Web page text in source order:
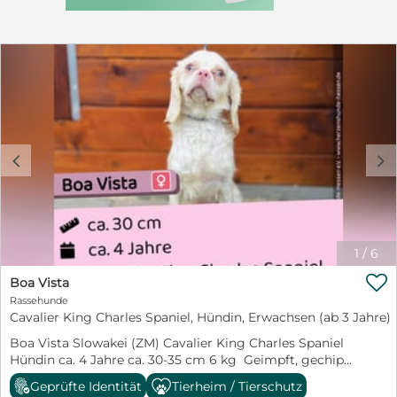
Das Tier befindet sich aktuell in einem Tierheim im
geimpft, entwurmt und wenn das entsprechende Alter
erreicht ist kastriert in sein neue Zuhause. **Die
Schutzgebühr bei Hunden bis 7 Jahren beträgt 330€
zzgl. Transportkosten.** ** Die Schutzgebühr bei Hunden
ab 7 Jahren beträgt 250€ zzgl. Transportkosten.** **Alle
unsere Hunde ab 1 Jahr werden auf Reisekrankheiten
getestet.** **Alle unsere Hunde reisen mit angepasstem
Sicherheitsgeschirr** **Danke das Sie einem Hund aus
dem Tierschutz ein Zuhause schenken. **
Bhaji wurde ein vergrößertes Herz festgestellt. Daher
damit deine Bewerbung berücksichtigt werden kann.
Das Formular findest du hier: https://herzenshunde-
hessen.de/adoption/checkliste Möchtest du dich für
Bhaji als Pflegestelle anbieten? Dann füll bitte unsere
Pflegestellen-Checkliste aus. Das Formular findest du
hier: https://herzenshunde-
hessen.de/pflegestelle/checkliste Bei weiteren Fragen
wende dich bitte an: Lea Lea@HerzensHunde-
Hessen.de
1 / 6
c d
Boa Vista
Rassehunde
Cavalier King Charles Spaniel, Hündin, Erwachsen (ab 3 Jahre)
Boa Vista Slowakei (ZM) Cavalier King Charles Spaniel
Hündin ca. 4 Jahre ca. 30-35 cm 6 kg Geimpft, gechipt,
kastriert, entwurmt, mit Heimtierpass ausgestattet
Boa Vista ist eine weitere Hündin aus der größten

Geprüfte Identität Tierheim / Tierschutz